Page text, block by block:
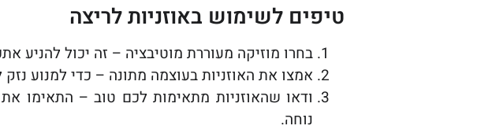
טיפים לשימוש באוזניות לריצה
בחרו מוזיקה מעוררת מוטיבציה – זה יכול להניע
אמצו את האוזניות בעוצמה מתונה – כדי למנוע
ודאו שהאוזניות מתאימות לכם טוב – התאימו
נוחה.